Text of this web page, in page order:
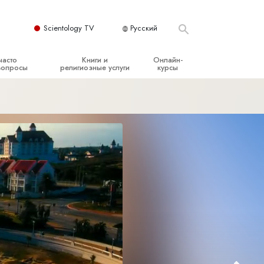
Scientology TV Русский
Книги и
религиозные услуги
Вводные лекции
Вводные фильмы
Начальные религиозные услуги
Онлайн-
курсы
Компоненты понимания
Как противостоять опасному
окружению
Помощь при болезнях и травмах
Целостность и честность
Супружество
Шкала эмоциональных тонов